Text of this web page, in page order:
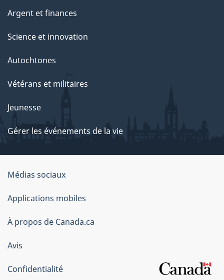
Argent et finances
Science et innovation
Autochtones
Vétérans et militaires
Jeunesse
Gérer les événements de la vie
Organisation
du
gouvernement
du
Canada
Médias sociaux
Applications mobiles
À propos de Canada.ca
Avis
Confidentialité